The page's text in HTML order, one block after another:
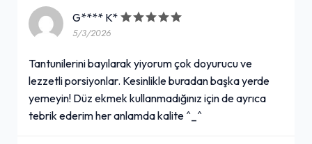
+
150,00₺
Şalgam Suyu (33 cl.) (Cam
Şişe)
G**** K*
5/3/2026
Tantunilerini bayılarak yiyorum çok doyurucu ve
lezzetli porsiyonlar. Kesinlikle buradan başka yerde
yemeyin! Düz ekmek kullanmadığınız için de ayrıca
tebrik ederim her anlamda kalite ^_^